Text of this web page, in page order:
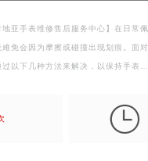
地亚手表维修售后服务中心】在日常
难免会因为摩擦或碰撞出现划痕。面
过以下几种方法来解决，以保持手表…
